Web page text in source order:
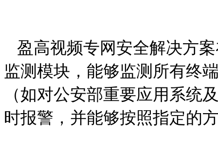
盈高视频专网安全解决方
监测模块，能够监测所有终
（如对公安部重要应用系统
时报警，并能够按照指定的